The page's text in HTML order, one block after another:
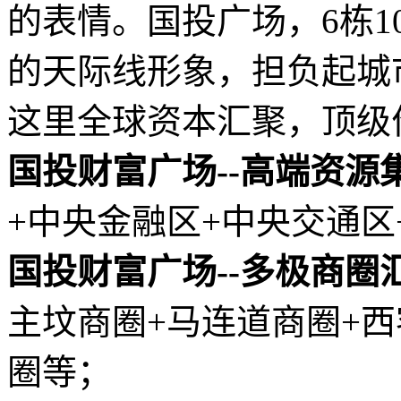
的表情。国投广场，6栋
的天际线形象，担负起
这里全球资本汇聚，顶
国投财富广场--高端资源
+中央金融区+中央交通
国投财富广场--多极商圈
主坟商圈+马连道商圈+
圈等；